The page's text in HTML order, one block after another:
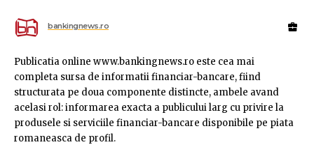
bankingnews.ro
Publicatia online www.bankingnews.ro este cea mai
completa sursa de informatii financiar-bancare, fiind
structurata pe doua componente distincte, ambele avand
acelasi rol: informarea exacta a publicului larg cu privire la
produsele si serviciile financiar-bancare disponibile pe piata
romaneasca de profil.